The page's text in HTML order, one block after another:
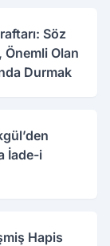
Söz
Önemli Olan
Durmak
İade-i
Hapis